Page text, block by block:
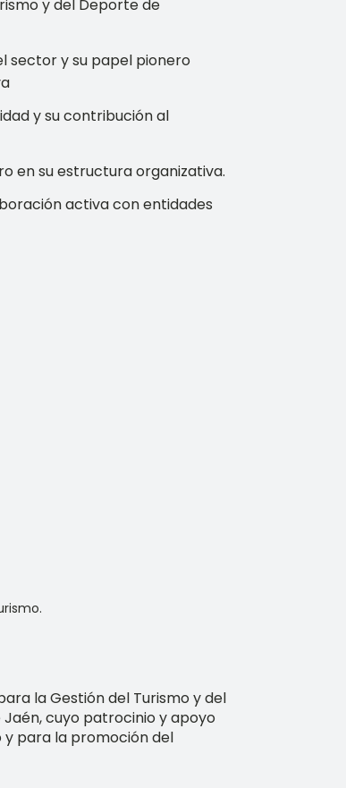
y del Deporte de
sector y su papel pionero
y su contribución al
en su estructura organizativa.
activa con entidades
la Gestión del Turismo y del
cuyo patrocinio y apoyo
y para la promoción del